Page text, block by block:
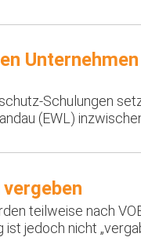
Schulungen
(EWL)
teilweise nach
jedoch nicht